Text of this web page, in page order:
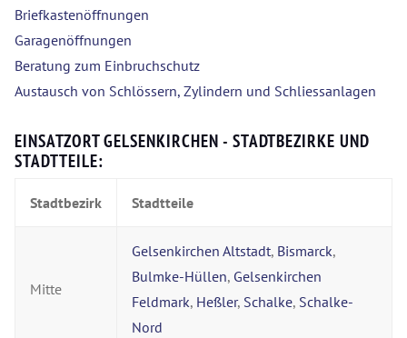
Briefkastenöffnungen
Garagenöffnungen
Beratung zum Einbruchschutz
Austausch von Schlössern, Zylindern und Schliessanlagen
EINSATZORT GELSENKIRCHEN - STADTBEZIRKE UND
STADTTEILE:
Stadtbezirk Stadtteile
Mitte
Gelsenkirchen Altstadt, Bismarck,
Bulmke-Hüllen, Gelsenkirchen
Feldmark, Heßler, Schalke, Schalke-
Nord